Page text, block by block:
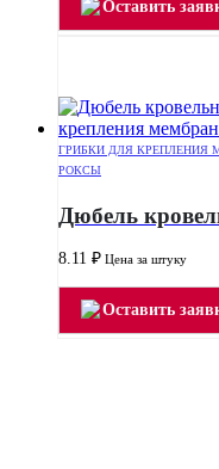
Оставить
ГРИБКИ ДЛЯ КРЕПЛЕНИЯ
РОКСЫ
Дюбель
8.11 ₽ Цена за штуку
Оставить